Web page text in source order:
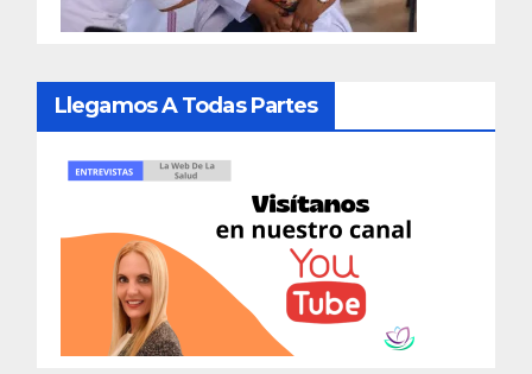
Llegamos A Todas Partes